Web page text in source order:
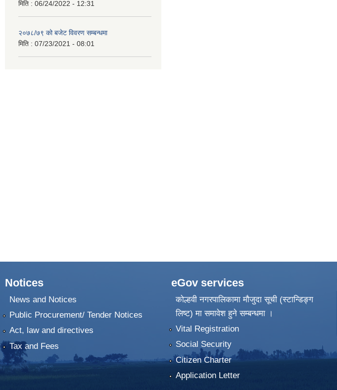
मिति : 06/24/2022 - 12:31
२०७८/७९ को बजेट विवरण सम्बन्धमा
मिति : 07/23/2021 - 08:01
Notices
News and Notices
Public Procurement/ Tender Notices
Act, law and directives
Tax and Fees
eGov services
कोल्हवी नगरपालिकामा मौजुदा सूची (स्टान्डिङ्ग
लिष्ट) मा समावेश हुने सम्बन्धमा ।
Vital Registration
Social Security
Citizen Charter
Application Letter